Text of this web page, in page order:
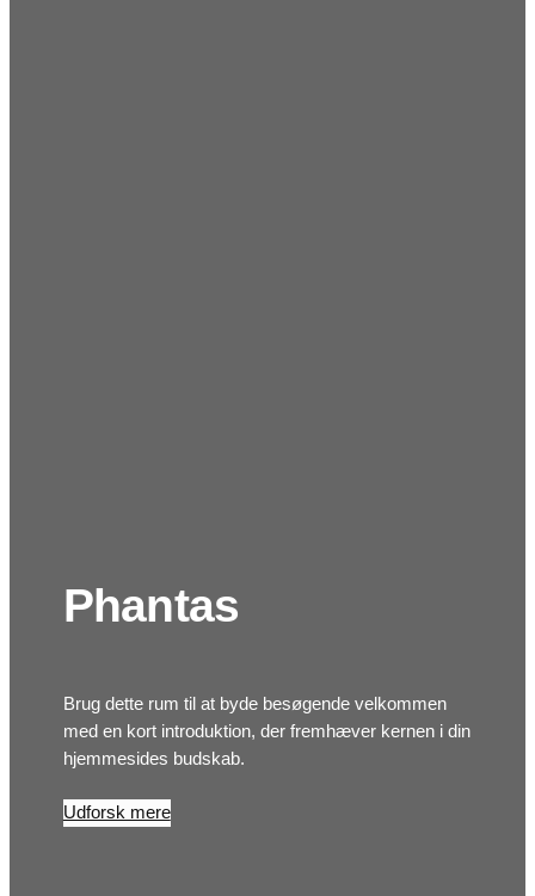
Phantas
Brug dette rum til at byde besøgende velkommen
med en kort introduktion, der fremhæver kernen i din
hjemmesides budskab.
Udforsk mere